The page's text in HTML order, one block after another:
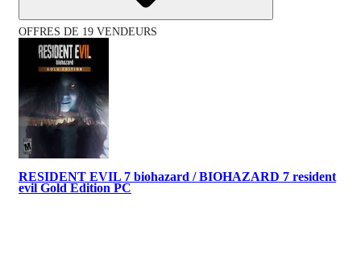
OFFRES DE 19 VENDEURS
RESIDENT EVIL 7 biohazard / BIOHAZARD 7 resident
evil Gold Edition PC